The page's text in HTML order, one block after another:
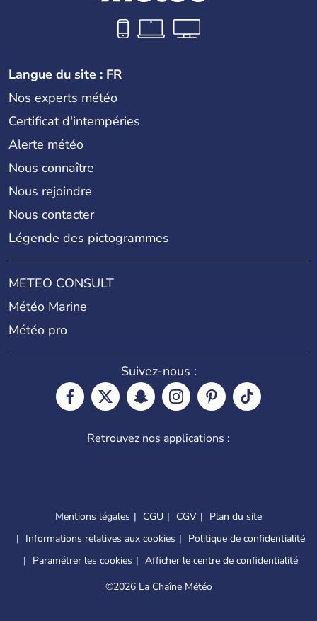
Langue du site : FR
Nos experts météo
Certificat d'intempéries
Alerte météo
Nous connaître
Nous rejoindre
Nous contacter
Légende des pictogrammes
METEO CONSULT
Météo Marine
Météo pro
Suivez-nous :
Retrouvez nos applications :
Mentions légales CGU CGV
Plan du site
Informations relatives aux cookies
Politique de confidentialité
Paramétrer les cookies
Afficher le centre de confidentialité
©2026 La Chaîne Météo